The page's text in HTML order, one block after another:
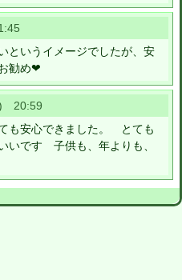
というイメージでしたが、安
勧め❤
20:59
も安心できました。 とても
いです 子供も、年よりも、